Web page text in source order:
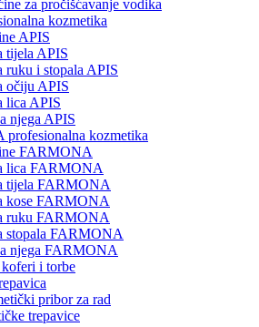
za pročišćavanje vodika
kozmetika
APIS
tijela APIS
ruku i stopala APIS
očiju APIS
lica APIS
njega APIS
kozmetika
FARMONA
lica FARMONA
tijela FARMONA
kose FARMONA
ruku FARMONA
stopala FARMONA
njega FARMONA
i torbe
pribor za rad
trepavice